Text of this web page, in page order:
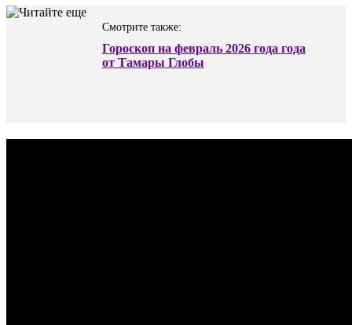
Смотрите также:
Гороскоп на февраль 2026 года года
от Тамары Глобы